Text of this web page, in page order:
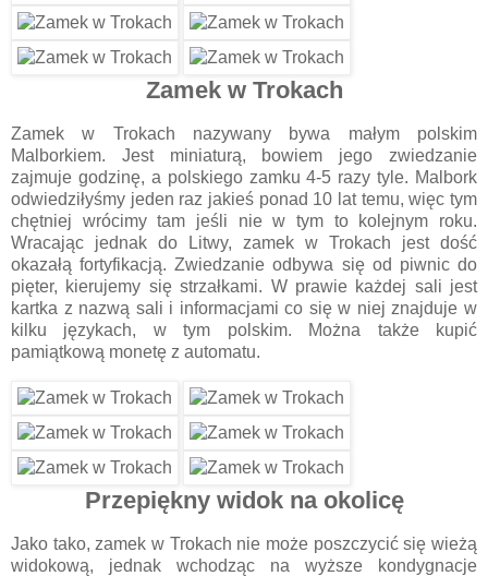
Zamek w Trokach
Zamek w Trokach nazywany bywa małym polskim
Malborkiem. Jest miniaturą, bowiem jego zwiedzanie
zajmuje godzinę, a polskiego zamku 4-5 razy tyle. Malbork
odwiedziłyśmy jeden raz jakieś ponad 10 lat temu, więc tym
chętniej wrócimy tam jeśli nie w tym to kolejnym roku.
Wracając jednak do Litwy, zamek w Trokach jest dość
okazałą fortyfikacją. Zwiedzanie odbywa się od piwnic do
pięter, kierujemy się strzałkami. W prawie każdej sali jest
kartka z nazwą sali i informacjami co się w niej znajduje w
kilku językach, w tym polskim. Można także kupić
pamiątkową monetę z automatu.
Przepiękny widok na okolicę
Jako tako, zamek w Trokach nie może poszczycić się wieżą
widokową, jednak wchodząc na wyższe kondygnacje